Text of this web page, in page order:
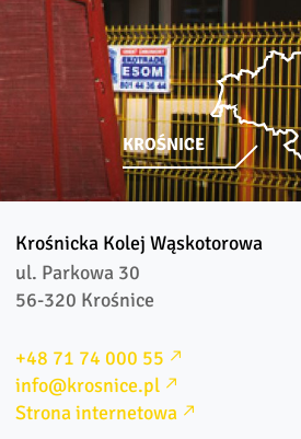
KROŚNICE
Krośnicka Kolej Wąskotorowa
ul. Parkowa 30
56-320 Krośnice
+48 71 74 000 55
info@krosnice.pl
Strona internetowa